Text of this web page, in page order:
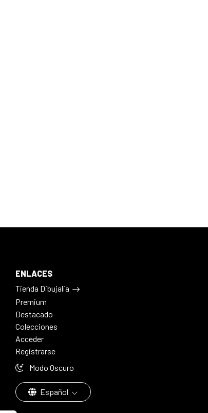
ENLACES
Tienda Dibujalia
Premium
Destacado
Colecciones
Acceder
Registrarse
Modo Oscuro
Español